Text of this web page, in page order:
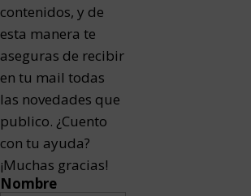
contenidos, y de
esta manera te
aseguras de recibir
en tu mail todas
las novedades que
publico. ¿Cuento
con tu ayuda?
¡Muchas gracias!
Nombre